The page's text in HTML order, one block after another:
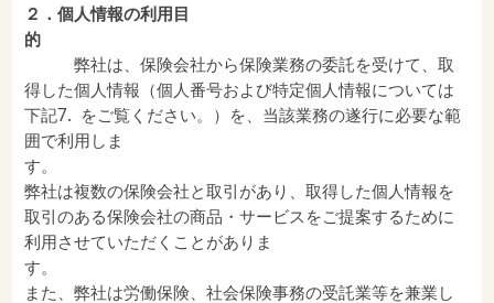
２．個人情報の利用目
弊社は、保険会社から保険業務の委託を受けて、取
得した個人情報（個人番号および特定個人情報については
下記7. をご覧ください。）を、当該業務の遂行に必要な範
囲で利用しま
す
弊社は複数の保険会社と取引があり、取得した個人情報を
取引のある保険会社の商品・サービスをご提案するために
利用させていただくことがありま
また、弊社は労働保険、社会保険事務の受託業等を兼業し